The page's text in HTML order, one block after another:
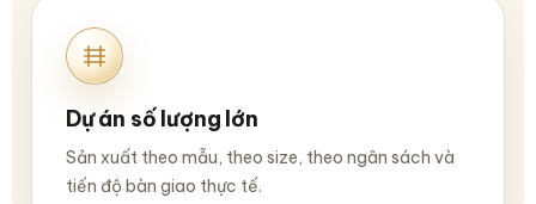
Dự án số lượng lớn
Sản xuất theo mẫu, theo size, theo ngân sách và
tiến độ bàn giao thực tế.